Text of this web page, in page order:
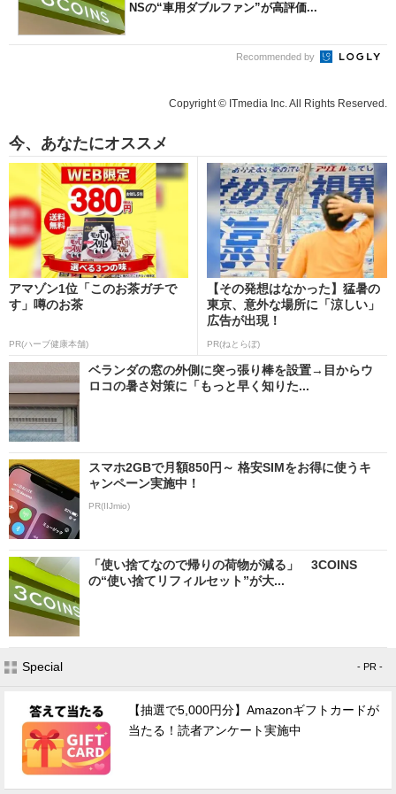
NSの“車用ダブルファン”が高評価...
Recommended by
Copyright © ITmedia Inc. All Rights Reserved.
今、あなたにオススメ
アマゾン1位「このお茶ガチで
す」噂のお茶
PR(ハーブ健康本舗)
【その発想はなかった】猛暑の
東京、意外な場所に「涼しい」
広告が出現！
PR(ねとらぼ)
ベランダの窓の外側に突っ張り棒を設置→目からウ
ロコの暑さ対策に「もっと早く知りた...
スマホ2GBで月額850円～ 格安SIMをお得に使うキ
ャンペーン実施中！
PR(IIJmio)
「使い捨てなので帰りの荷物が減る」 3COINS
の“使い捨てリフィルセット”が大...
Special - PR -
【抽選で5,000円分】Amazonギフトカードが
当たる！読者アンケート実施中